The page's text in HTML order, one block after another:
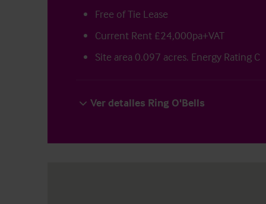
Free of Tie Lease
Current Rent £24,000pa+VAT
Site area 0.097 acres. Energy Rating C
Ver detalles Ring O'Bells